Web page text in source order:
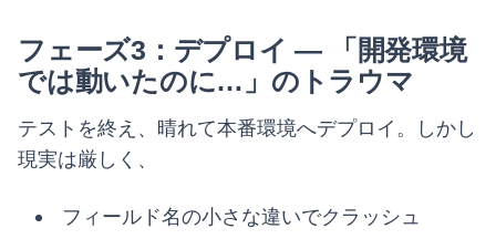
フェーズ3：デプロイ — 「開発環境
では動いたのに…」のトラウマ
テストを終え、晴れて本番環境へデプロイ。しかし
現実は厳しく、
フィールド名の小さな違いでクラッシュ